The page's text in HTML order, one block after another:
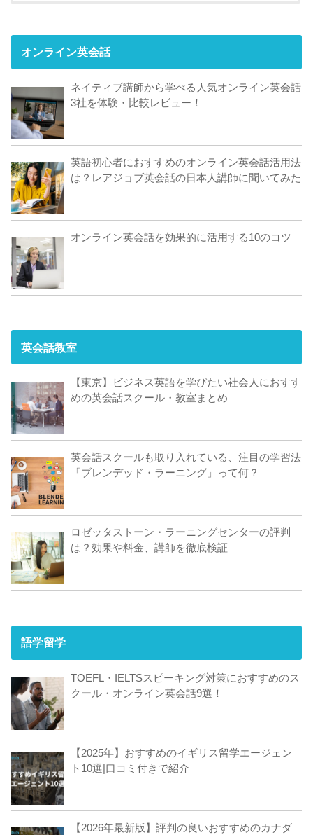
オンライン英会話
ネイティブ講師から学べる人気オンライン英会話
3社を体験・比較レビュー！
英語初心者におすすめのオンライン英会話活用法
は？レアジョブ英会話の日本人講師に聞いてみた
オンライン英会話を効果的に活用する10のコツ
英会話教室
【東京】ビジネス英語を学びたい社会人におすす
めの英会話スクール・教室まとめ
英会話スクールも取り入れている、注目の学習法
「ブレンデッド・ラーニング」って何？
ロゼッタストーン・ラーニングセンターの評判
は？効果や料金、講師を徹底検証
語学留学
TOEFL・IELTSスピーキング対策におすすめのス
クール・オンライン英会話9選！
【2025年】おすすめのイギリス留学エージェン
ト10選|口コミ付きで紹介
【2026年最新版】評判の良いおすすめのカナダ